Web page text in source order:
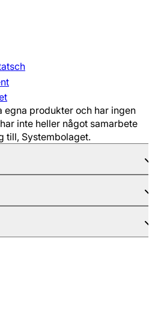
egna produkter och har ingen
inte heller något samarbete
till, Systembolaget.